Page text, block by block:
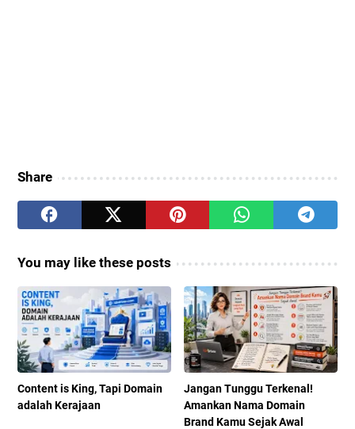
Share
You may like these posts
Content is King, Tapi Domain
adalah Kerajaan
Jangan Tunggu Terkenal!
Amankan Nama Domain
Brand Kamu Sejak Awal